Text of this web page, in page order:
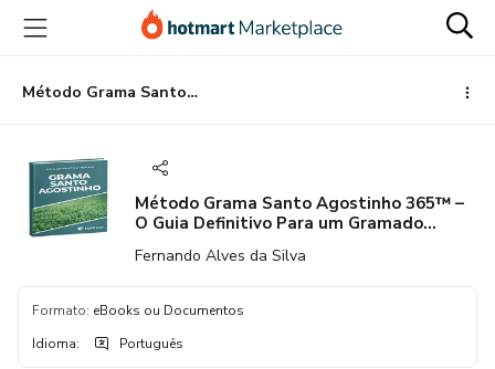
para
conteúdo
principal
para
pagamento
para
rodapé
Método Grama Santo Agostinho 365™ – O Guia Definitivo Para um Gramado Sempre Verde, Denso e Impecável
Método Grama Santo Agostinho 365™ –
O Guia Definitivo Para um Gramado
Fernando Alves da Silva
Formato: eBooks ou Documentos
Idioma: Português